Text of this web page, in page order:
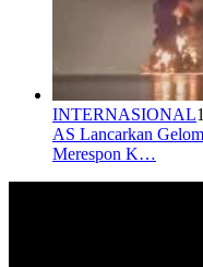
INTERNASIONAL
AS Lancarkan
Merespon K…